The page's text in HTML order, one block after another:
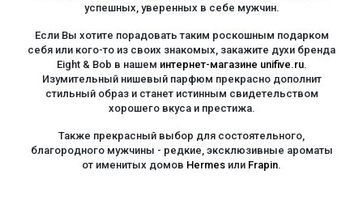
успешных, уверенных в себе мужчин.
Если Вы хотите порадовать таким роскошным подарком
себя или кого-то из своих знакомых, закажите духи бренда
Eight & Bob в нашем интернет-магазине unifive.ru.
Изумительный нишевый парфюм прекрасно дополнит
стильный образ и станет истинным свидетельством
хорошего вкуса и престижа.
Также прекрасный выбор для состоятельного,
благородного мужчины - редкие, эксклюзивные ароматы
от именитых домов Hermes или Frapin.